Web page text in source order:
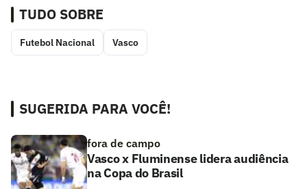
TUDO SOBRE
Futebol Nacional Vasco
SUGERIDA PARA VOCÊ!
fora de campo
Vasco x Fluminense lidera audiência
na Copa do Brasil